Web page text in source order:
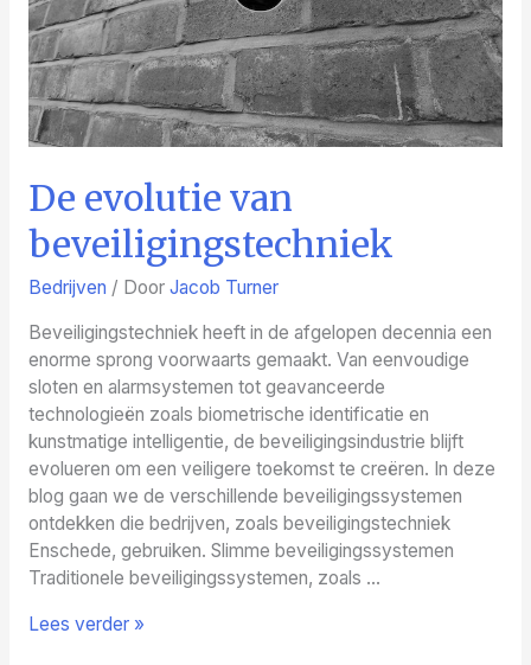
De evolutie van
beveiligingstechniek
Bedrijven / Door Jacob Turner
Beveiligingstechniek heeft in de afgelopen decennia een
enorme sprong voorwaarts gemaakt. Van eenvoudige
sloten en alarmsystemen tot geavanceerde
technologieën zoals biometrische identificatie en
kunstmatige intelligentie, de beveiligingsindustrie blijft
evolueren om een veiligere toekomst te creëren. In deze
blog gaan we de verschillende beveiligingssystemen
ontdekken die bedrijven, zoals beveiligingstechniek
Enschede, gebruiken. Slimme beveiligingssystemen
Traditionele beveiligingssystemen, zoals …
De
Lees verder »